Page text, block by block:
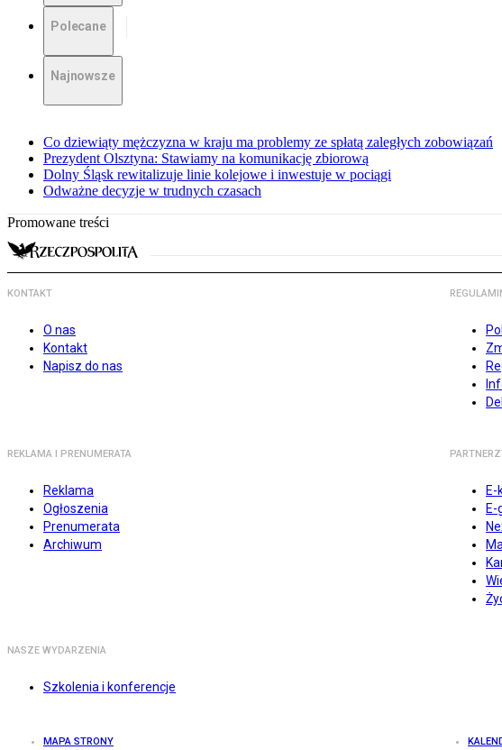
Polecane
Najnowsze
Co dziewiąty mężczyzna w kraju ma problemy ze spłatą zaległych zobowiązań
Prezydent Olsztyna: Stawiamy na komunikację zbiorową
Dolny Śląsk rewitalizuje linie kolejowe i inwestuje w pociągi
Odważne decyzje w trudnych czasach
Promowane treści
KONTAKT
O nas
Kontakt
Napisz do nas
REKLAMA I PRENUMERATA
Reklama
Ogłoszenia
Prenumerata
Archiwum
E-
E-
NASZE WYDARZENIA
Szkolenia i konferencje
MAPA STRONY